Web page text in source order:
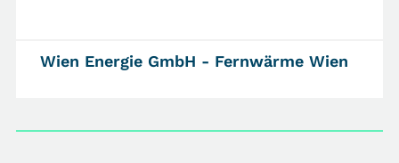
Wien Energie GmbH - Fernwärme Wien